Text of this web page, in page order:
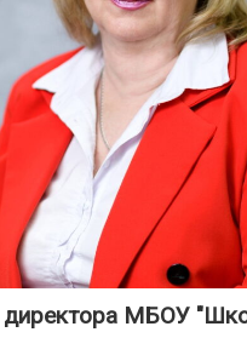
директора МБОУ